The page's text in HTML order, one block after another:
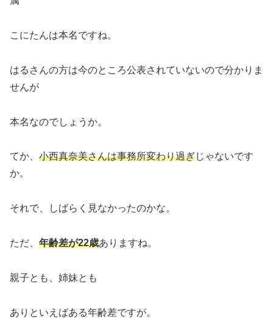
こにたんは本名ですね。
はるさんの方は今のところ公表されていないので分かりま
せんが
本名なのでしょうか。
てか、 小西真奈美さんは事務所変わり過ぎじゃないです
か。
それで、しばらく見なかったのかな。
ただ、 年齢差が22歳ありますね。
親子とも、姉妹とも
ありといえばある年齢差ですが。